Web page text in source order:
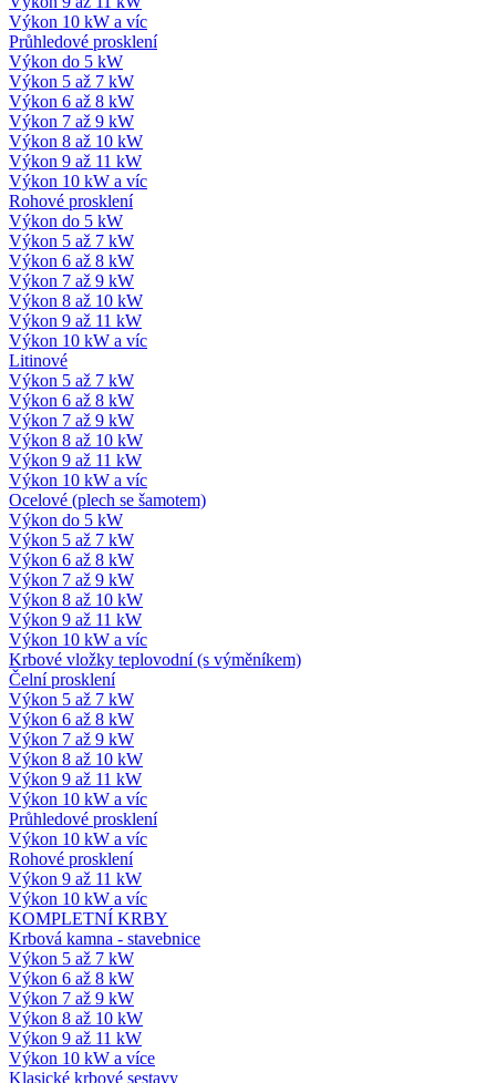
Výkon 10 kW a víc
Průhledové prosklení
Výkon do 5 kW
Výkon 5 až 7 kW
Výkon 6 až 8 kW
Výkon 7 až 9 kW
Výkon 8 až 10 kW
Výkon 9 až 11 kW
Výkon 10 kW a víc
Rohové prosklení
Výkon do 5 kW
Výkon 5 až 7 kW
Výkon 6 až 8 kW
Výkon 7 až 9 kW
Výkon 8 až 10 kW
Výkon 9 až 11 kW
Výkon 10 kW a víc
Litinové
Výkon 5 až 7 kW
Výkon 6 až 8 kW
Výkon 7 až 9 kW
Výkon 8 až 10 kW
Výkon 9 až 11 kW
Výkon 10 kW a víc
Ocelové (plech se šamotem)
Výkon do 5 kW
Výkon 5 až 7 kW
Výkon 6 až 8 kW
Výkon 7 až 9 kW
Výkon 8 až 10 kW
Výkon 9 až 11 kW
Výkon 10 kW a víc
Krbové vložky teplovodní (s výměníkem)
Čelní prosklení
Výkon 5 až 7 kW
Výkon 6 až 8 kW
Výkon 7 až 9 kW
Výkon 8 až 10 kW
Výkon 9 až 11 kW
Výkon 10 kW a víc
Průhledové prosklení
Výkon 10 kW a víc
Rohové prosklení
Výkon 9 až 11 kW
Výkon 10 kW a víc
KOMPLETNÍ KRBY
Krbová kamna - stavebnice
Výkon 5 až 7 kW
Výkon 6 až 8 kW
Výkon 7 až 9 kW
Výkon 8 až 10 kW
Výkon 9 až 11 kW
Výkon 10 kW a více
Klasické krbové sestavy